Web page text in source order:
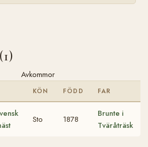
Avkommor
KÖN FÖDD FAR
Sto 1878
Brunte i
Tväråträsk